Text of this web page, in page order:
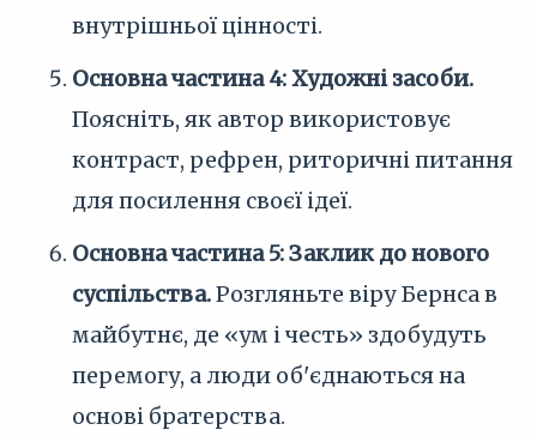
внутрішньої цінності.
Основна частина 4: Художні засоби.
Поясніть, як автор використовує
контраст, рефрен, риторичні питання
для посилення своєї ідеї.
Основна частина 5: Заклик до нового
суспільства.Розгляньте віру Бернса в
майбутнє, де «ум і честь» здобудуть
перемогу, а люди об'єднаються на
основі братерства.